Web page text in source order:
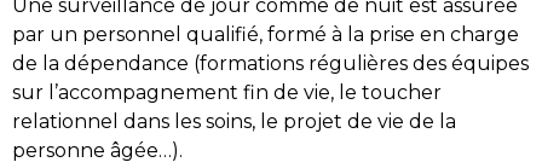
Une surveillance de jour comme de nuit est assurée
par un personnel qualifié, formé à la prise en charge
de la dépendance (formations régulières des équipes
sur l’accompagnement fin de vie, le toucher
relationnel dans les soins, le projet de vie de la
personne âgée…).